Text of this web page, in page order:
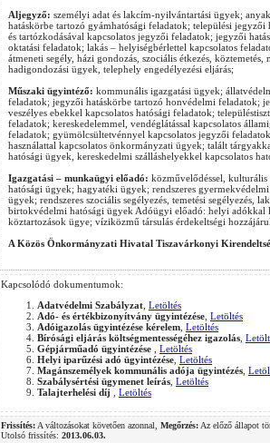
Aljegyző: személyi adat és lakcím-nyilvántartási ügyek;
hatáskörbe tartozó gyámhatósági feladatok; települési
és tartózkodásával kapcsolatos jegyzői feladatok; jegyzői
oktatási feladatok; lakás – helyiségbérlettel kapcsolatos
átmeneti segély, házi gondozás, szociális étkezés,
hadigondozási ügyek, telephely engedélyezési eljárás;
Műszaki ügyintéző: kommunális igazgatási ügyek;
feladatok; jegyzői hatáskörbe tartozó honvédelmi feladatok;
veszélyes ebekkel kapcsolatos hatósági feladatok;
feladatok; kereskedelemmel, vendéglátással kapcsolatos
feladatok; gyümölcsültetvénnyel kapcsolatos jegyzői
használattal kapcsolatos önkormányzati ügyek; talált
hatósági ügyek, kereskedelmi szálláshelyekkel kapcsolatos
Igazgatási – munkaügyi előadó: közművelődéssel, kulturális
hatósági ügyek; hagyatéki ügyek; rendszeres
ügyek; rendszeres szociális segélyezés, temetési segélyezés,
birtokvédelmi hatósági ügyek Adóügyi előadó: helyi adókkal
köztartozások ügye; víziközmű társulás érdekeltségi
A Közös Önkormányzati Hivatal Tiszavárkonyi
Kapcsolódó dokumentumok:
Adatvédelmi Szabályzat Letöltés
Adó- és értékbizonyítvány ügyintézése Letöltés
Adóigazolás ügyintézése kérelem Letöltés
Bírósági eljárás költségmentességéhez igazolás
Gépjárműadó ügyintézése
Letöltés
Helyi iparűzési adó ügyintézése Letöltés
Magánszemélyek kommunális adója ügyintézés
Szabálysértési ügymenet leírás Letöltés
Talajterhelési díj
Letöltés
Frissítés: A változásokat követően azonnal, Megőrzés: Az előző állapot
Utolsó frissítés: 2013.06.03.